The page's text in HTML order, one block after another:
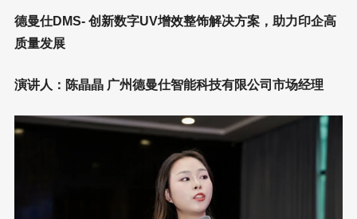
德曼仕DMS- 创新数字UV增效整饰解决方案，助力印企高
质量发展
演讲人：陈晶晶 广州德曼仕智能科技有限公司市场经理